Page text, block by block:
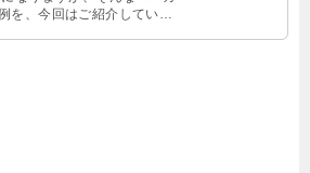
を、今回はご紹介していき